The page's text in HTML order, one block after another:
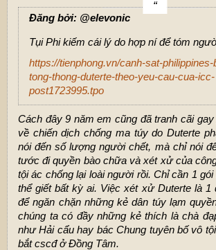
Đăng bởi: @elevonic
Tụi Phi kiếm cái lý do hợp ní để tóm
https://tienphong.vn/canh-sat-
tong-thong-duterte-theo-yeu-cau-cua-icc-
post1723995.tpo
Cách đây 9 năm em cũng đã tranh cãi
về chiến dịch chống ma túy do Duterte
nói đến số lượng người chết, mà chỉ nói
tước đi quyền bào chữa và xét xử của
tội ác chống lại loài người rồi. Chỉ cần 1
thể giết bất kỳ ai. Việc xét xử Duterte là 1
để ngăn chặn những kẻ dân túy lạm
chúng ta có đầy những kẻ thích là chà
như Hải cẩu hay bác Chung tuyên bố vô
bắt cscđ ở Đồng Tâm.